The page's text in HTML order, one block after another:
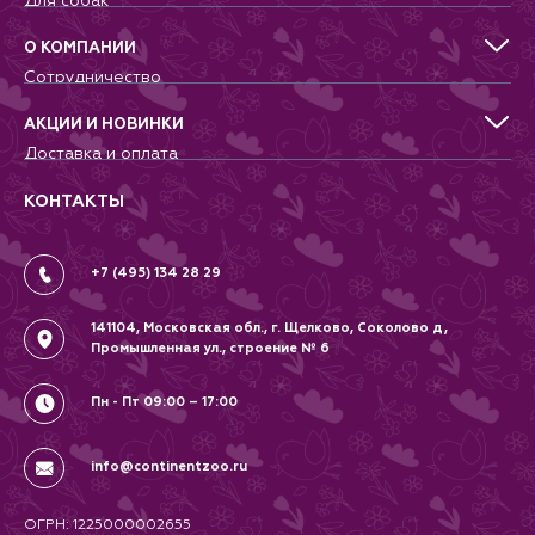
Для кошек
Для грызунов
Для птиц
Аквариумистика, пруд, море
Террариумистика
О КОМПАНИИ
Сотрудничество
Питомникам
Добрые дела
Новости
Контакты
Вопрос-Ответ
АКЦИИ И НОВИНКИ
Доставка и оплата
Гарантии и возврат
Вакансии
Политика
Соглашение
КОНТАКТЫ
+7 (495) 134 28 29
141104, Московская обл., г. Щелково, Соколово д,
Промышленная ул., строение № 6
Пн - Пт 09:00 – 17:00
info@continentzoo.ru
ОГРН: 1225000002655